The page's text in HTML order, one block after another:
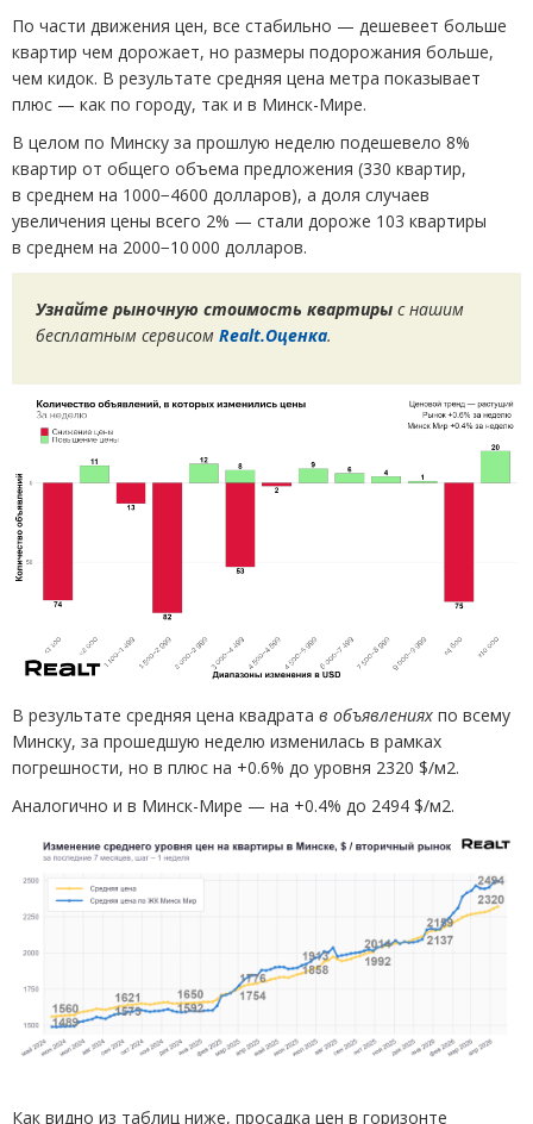
По части движения цен, все стабильно — дешевеет больше
квартир чем дорожает, но размеры подорожания больше,
чем кидок. В результате средняя цена метра показывает
плюс — как по городу, так и в Минск-Мире.
В целом по Минску за прошлую неделю подешевело 8%
квартир от общего объема предложения (330 квартир,
в среднем на 1000−4600 долларов), а доля случаев
увеличения цены всего 2% — стали дороже 103 квартиры
в среднем на 2000−10 000 долларов.
Узнайте рыночную стоимость квартиры с нашим
бесплатным сервисом Realt.Оценка.
В результате средняя цена квадрата в объявлениях по всему
Минску, за прошедшую неделю изменилась в рамках
погрешности, но в плюс на +0.6% до уровня 2320 $/м2.
Аналогично и в Минск-Мире — на +0.4% до 2494 $/м2.
Как видно из таблиц ниже, просадка цен в горизонте